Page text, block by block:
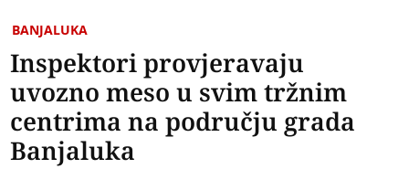
BANJALUKA
Inspektori provjeravaju
uvozno meso u svim tržnim
centrima na području grada
Banjaluka